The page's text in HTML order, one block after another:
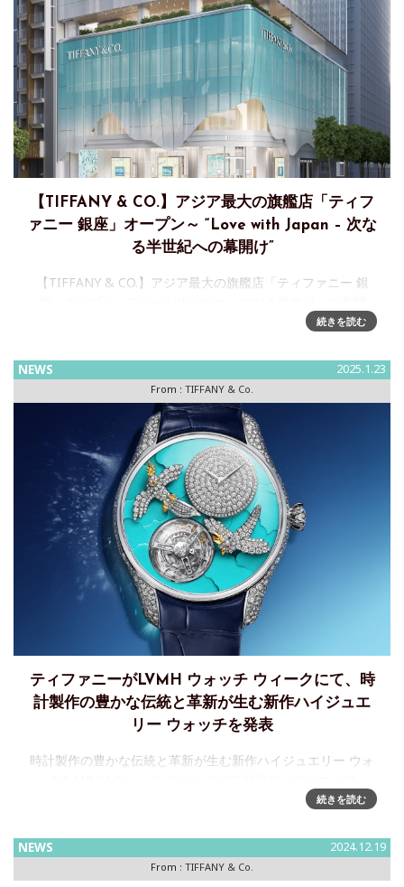
【TIFFANY & CO.】アジア最大の旗艦店「ティフ
ァニー 銀座」オープン～ “Love with Japan – 次な
る半世紀への幕開け”
【TIFFANY & CO.】アジア最大の旗艦店「ティファニー 銀
け”ティファニーは、2025年7月11日(金)に、新たな旗艦店
続きを読む
NEWS 2025.1.23
From : TIFFANY & Co.
ティファニーがLVMH ウォッチ ウィークにて、時
計製作の豊かな伝統と革新が生む新作ハイジュエ
リー ウォッチを発表
時計製作の豊かな伝統と革新が生む新作ハイジュエリー ウォ
LVMHが誇るウォッチ メーカーの一員として、2025年1月に
続きを読む
NEWS 2024.12.19
From : TIFFANY & Co.